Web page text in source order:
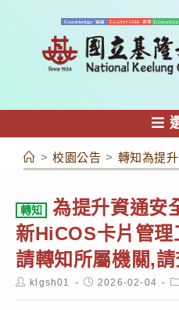
容
> 校園公告 > 轉知為提
轉知
為提升資通安
新HiCOS卡片管
請轉知所屬機關,請
Postklgsh01
Post2026-02-04